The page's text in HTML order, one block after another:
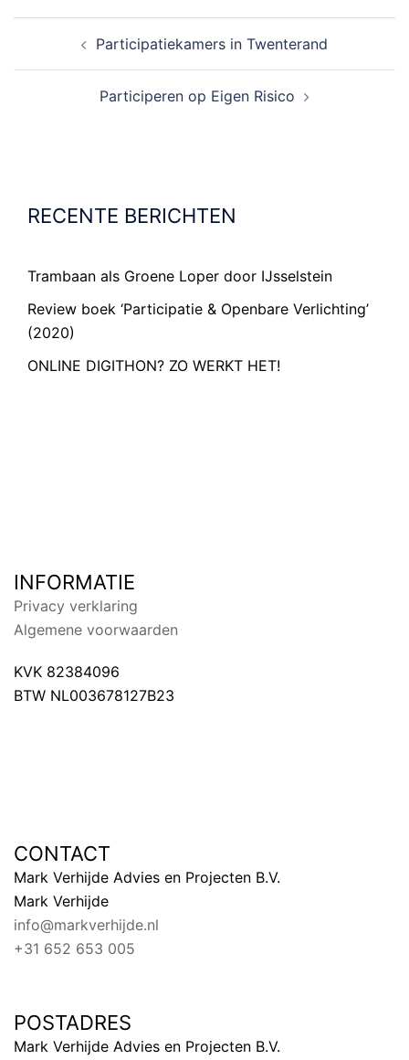
NAVIGATIEParticipatiekamers in Twenterand
Participeren op Eigen Risico
RECENTE BERICHTEN
Trambaan als Groene Loper door IJsselstein
Review boek ‘Participatie & Openbare Verlichting’
(2020)
ONLINE DIGITHON? ZO WERKT HET!
INFORMATIE
Privacy verklaring
Algemene voorwaarden
KVK 82384096
BTW NL003678127B23
CONTACT
Mark Verhijde Advies en Projecten B.V.
Mark Verhijde
info@markverhijde.nl
+31 652 653 005
POSTADRES
Mark Verhijde Advies en Projecten B.V.